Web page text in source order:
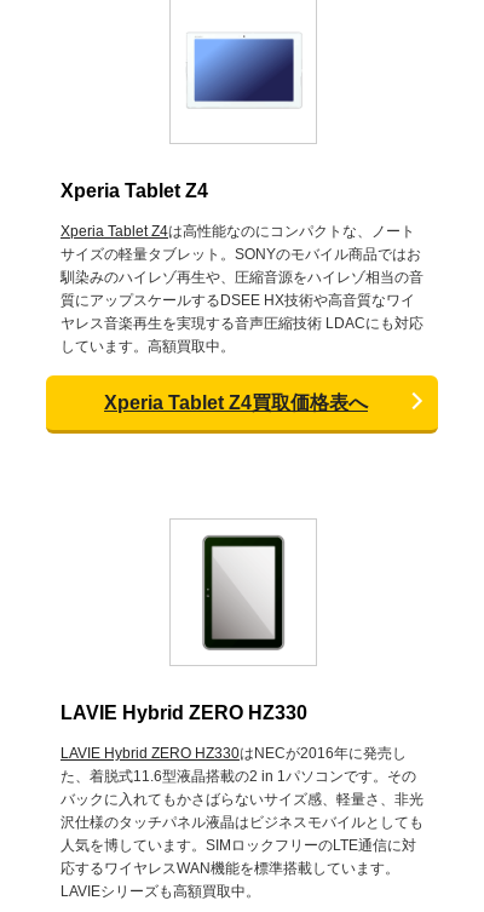
Xperia Tablet Z4
Xperia Tablet Z4は高性能なのにコンパクトな、ノート
サイズの軽量タブレット。SONYのモバイル商品ではお
馴染みのハイレゾ再生や、圧縮音源をハイレゾ相当の音
質にアップスケールするDSEE HX技術や高音質なワイ
ヤレス音楽再生を実現する音声圧縮技術 LDACにも対応
しています。高額買取中。
Xperia Tablet Z4買取価格表へ
LAVIE Hybrid ZERO HZ330
LAVIE Hybrid ZERO HZ330はNECが2016年に発売し
た、着脱式11.6型液晶搭載の2 in 1パソコンです。その
バックに入れてもかさばらないサイズ感、軽量さ、非光
沢仕様のタッチパネル液晶はビジネスモバイルとしても
人気を博しています。SIMロックフリーのLTE通信に対
応するワイヤレスWAN機能を標準搭載しています。
LAVIEシリーズも高額買取中。